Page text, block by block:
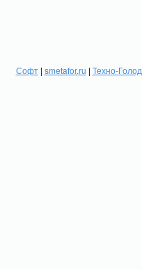
Софт| smetafor.ru | Техно-Голод